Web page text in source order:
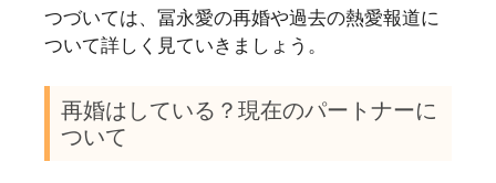
つづいては、冨永愛の再婚や過去の熱愛報道に
ついて詳しく見ていきましょう。
再婚はしている？現在のパートナーに
ついて